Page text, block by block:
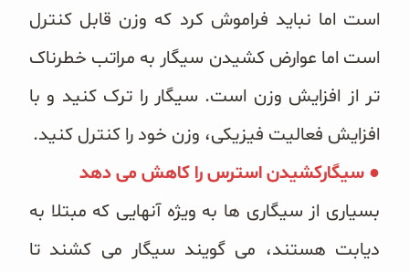
است اما نباید فراموش کرد که وزن قابل کنترل
است اما عوارض کشیدن سیگار به مراتب خطرناک
تر از افزایش وزن است. سیگار را ترک کنید و با
افزایش فعالیت فیزیکی، وزن خود را کنترل کنید.
● سیگارکشیدن استرس را کاهش می دهد
بسیاری از سیگاری ها به ویژه آنهایی که مبتلا به
دیابت هستند، می گویند سیگار می کشند تا